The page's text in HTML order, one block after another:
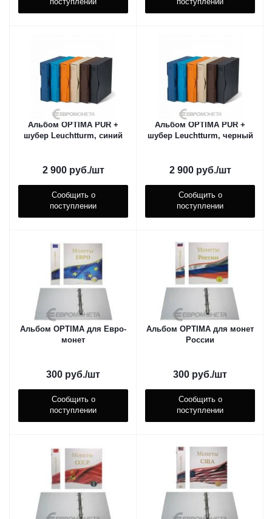
Альбом OPTIMA PUR +
шубер Leuchtturm, синий
2 900руб./шт
Сообщить о
поступлении
Альбом OPTIMA PUR +
шубер Leuchtturm, черный
2 900руб./шт
Сообщить о
поступлении
Альбом OPTIMA для Евро-
монет
300 руб./шт
Сообщить о
поступлении
Альбом OPTIMA для монет
России
300 руб./шт
Сообщить о
поступлении